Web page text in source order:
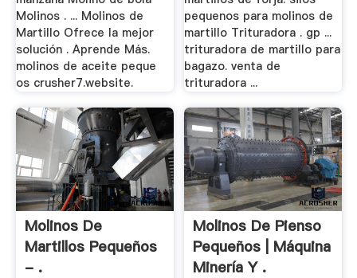
Molinos . ... Molinos de
Martillo Ofrece la mejor
solución . Aprende Más.
molinos de aceite peque
os crusher7.website.
pequenos para molinos de
martillo Trituradora . gp ...
trituradora de martillo para
bagazo. venta de
trituradora ...
Molinos De
Martillos Pequeños
- .
Molinos De Pienso
Pequeños | Máquina
Minería Y .